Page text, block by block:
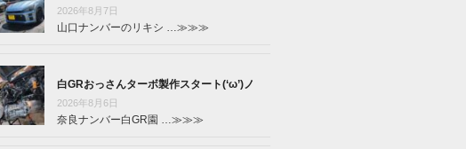
2026年8月7日
山口ナンバーのリキシ …≫≫≫
白GRおっさんターボ製作スタート(‘ω’)ノ
2026年8月6日
奈良ナンバー白GR園 …≫≫≫